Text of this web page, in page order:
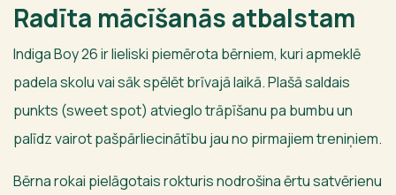
Radīta mācīšanās atbalstam
Indiga Boy 26 ir lieliski piemērota bērniem, kuri apmeklē
padela skolu vai sāk spēlēt brīvajā laikā. Plašā saldais
punkts (sweet spot) atvieglo trāpīšanu pa bumbu un
palīdz vairot pašpārliecinātību jau no pirmajiem treniņiem.
Bērna rokai pielāgotais rokturis nodrošina ērtu satvērienu